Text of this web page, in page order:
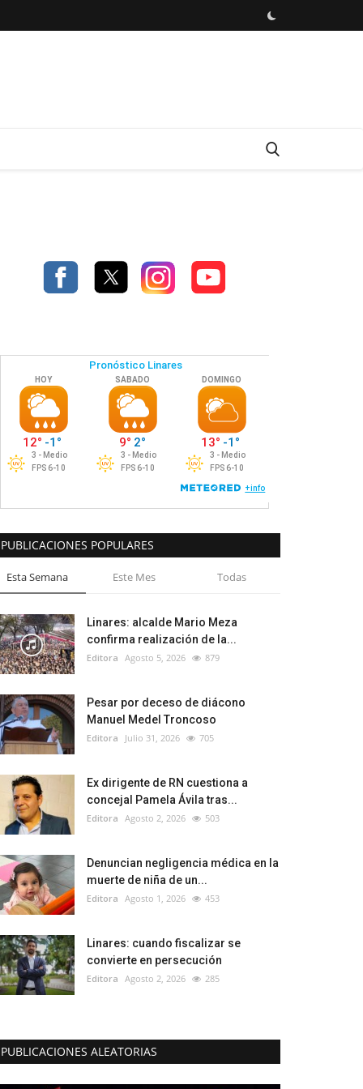
PUBLICACIONES POPULARES
Esta Semana Este Mes Todas
Linares: alcalde Mario Meza
confirma realización de la...
Editora Agosto 5, 2026 879
Pesar por deceso de diácono
Manuel Medel Troncoso
Editora Julio 31, 2026 705
Ex dirigente de RN cuestiona a
concejal Pamela Ávila tras...
Editora Agosto 2, 2026 503
Denuncian negligencia médica en la
muerte de niña de un...
Editora Agosto 1, 2026 453
Linares: cuando fiscalizar se
convierte en persecución
Editora Agosto 2, 2026 285
PUBLICACIONES ALEATORIAS